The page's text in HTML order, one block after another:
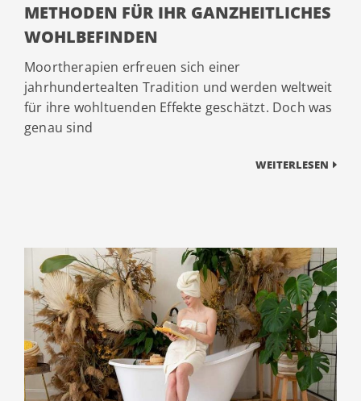
METHODEN FÜR IHR GANZHEITLICHES
WOHLBEFINDEN
Moortherapien erfreuen sich einer
jahrhundertealten Tradition und werden weltweit
für ihre wohltuenden Effekte geschätzt. Doch was
genau sind
WEITERLESEN